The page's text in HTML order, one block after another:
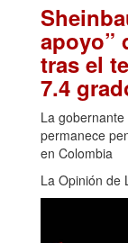
apoyo”
tras el
7.4
La
permanece
en Colombia
La Opinión de